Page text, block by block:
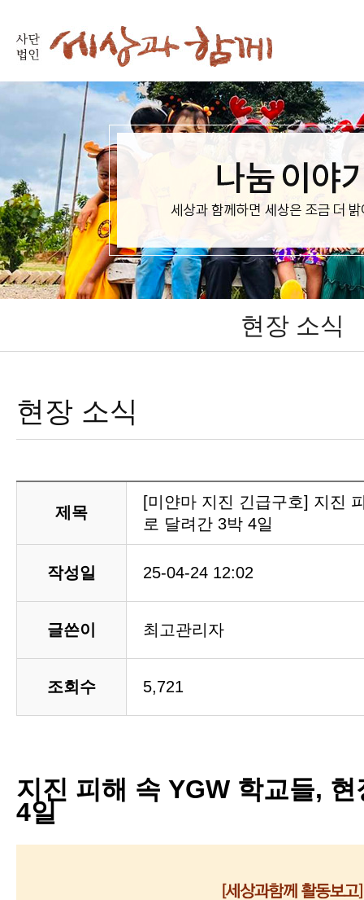
현장 소식
현장 소식
제목
[미얀마 지진 긴급구호] 지진
로 달려간 3박 4일
작성일 25-04-24 12:02
글쓴이 최고관리자
조회수 5,721
지진 피해 속 YGW 학교들,
4일